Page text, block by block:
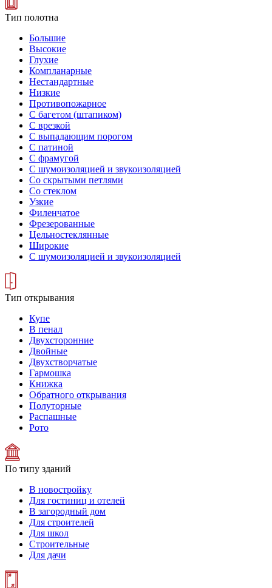
Тип полотна
Большие
Высокие
Глухие
Компланарные
Нестандартные
Низкие
Противопожарное
С багетом (штапиком)
С врезкой
С выпадающим порогом
С патиной
С фрамугой
С шумоизоляцией и звукоизоляцией
Со скрытыми петлями
Со стеклом
Узкие
Филенчатое
Фрезерованные
Цельностеклянные
Широкие
С шумоизоляцией и звукоизоляцией
Тип открывания
Купе
В пенал
Двухсторонние
Двойные
Двухстворчатые
Гармошка
Книжка
Обратного открывания
Полуторные
Распашные
Рото
По типу зданий
В новостройку
Для гостиниц и отелей
В загородный дом
Для строителей
Для школ
Строительные
Для дачи